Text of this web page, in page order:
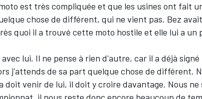
est très compliquée et que les usines ont fait
chose de différent, qui ne vient pas. Bez
quoi il a trouvé cette moto hostile et elle lui a un
lui. Il ne pense à rien d'autre, car il a déjà
j'attends de sa part quelque chose de différent.
doit venir de lui, il doit y croire davantage. Nous ne